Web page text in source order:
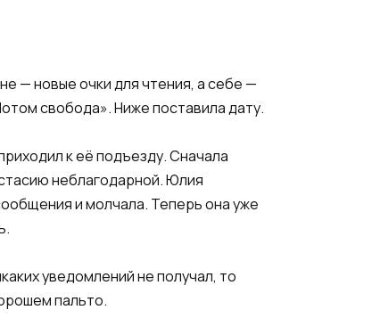
— новые очки для чтения, а себе —
свобода». Ниже поставила дату.
к её подъезду. Сначала
неблагодарной. Юлия
и молчала. Теперь она уже
уведомлений не получал, то
пальто.